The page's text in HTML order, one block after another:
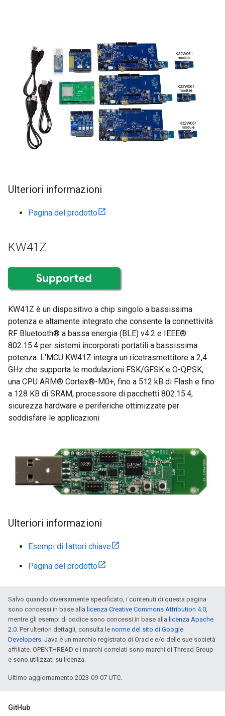
Ulteriori informazioni
Pagina del prodotto
KW41Z
KW41Z è un dispositivo a chip singolo a bassissima
potenza e altamente integrato che consente la connettività
RF Bluetooth® a bassa energia (BLE) v4.2 e IEEE®
802.15.4 per sistemi incorporati portatili a bassissima
potenza. L'MCU KW41Z integra un ricetrasmettitore a 2,4
GHz che supporta le modulazioni FSK/GFSK e O-QPSK,
una CPU ARM® Cortex®-M0+, fino a 512 kB di Flash e fino
a 128 KB di SRAM, processore di pacchetti 802.15.4,
sicurezza hardware e periferiche ottimizzate per
soddisfare le applicazioni
Ulteriori informazioni
Esempi di fattori chiave
Pagina del prodotto
Salvo quando diversamente specificato, i contenuti di questa pagina
sono concessi in base alla licenza Creative Commons Attribution 4.0
mentre gli esempi di codice sono concessi in base alla licenza Apache
2.0 . Per ulteriori dettagli, consulta le norme del sito di Google
Developers . Java è un marchio registrato di Oracle e/o delle sue società
affiliate. OPENTHREAD e i marchi correlati sono marchi di Thread Group
e sono utilizzati su licenza.
Ultimo aggiornamento 2023-09-07 UTC.
GitHub